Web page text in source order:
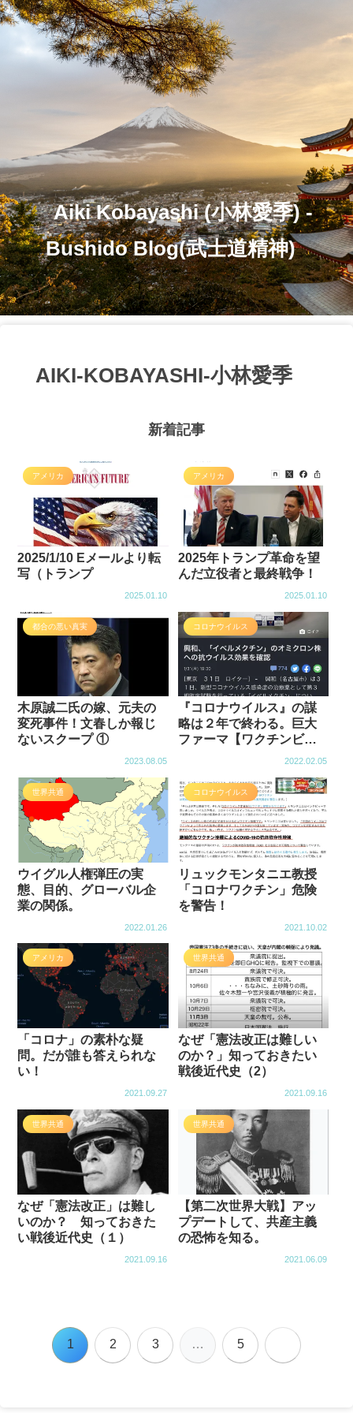
Aiki Kobayashi (小林愛季) -
Bushido Blog(武士道精神)
AIKI-KOBAYASHI-小林愛季
新着記事
アメリカ
2025/1/10 Eメールより転
写（トランプ
2025.01.10
アメリカ
2025年トランプ革命を望
んだ立役者と最終戦争！
2025.01.10
都合の悪い真実
木原誠二氏の嫁、元夫の
変死事件！文春しか報じ
ないスクープ ①
2023.08.05
コロナウイルス
『コロナウイルス』の謀
略は２年で終わる。巨大
ファーマ【ワクチンビジ
ネス】【パスポート】全
2022.02.05
世界共通
ウイグル人権弾圧の実
態、目的、グローバル企
業の関係。
2022.01.26
コロナウイルス
リュックモンタニエ教授
「コロナワクチン」危険
を警告！
2021.10.02
アメリカ
「コロナ」の素朴な疑
問。だが誰も答えられな
い！
2021.09.27
世界共通
なぜ「憲法改正は難しい
のか？」知っておきたい
戦後近代史（2）
2021.09.16
世界共通
なぜ「憲法改正」は難し
いのか？ 知っておきた
い戦後近代史（１）
2021.09.16
世界共通
【第二次世界大戦】アッ
プデートして、共産主義
の恐怖を知る。
2021.06.09
1 2 3 … 5